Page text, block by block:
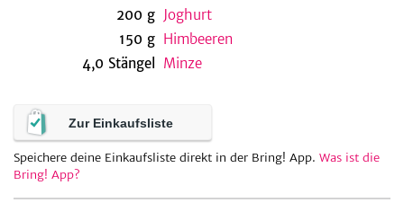
200 g Joghurt
150 g Himbeeren
4,0 Stängel Minze
Zur Einkaufsliste
Speichere deine Einkaufsliste direkt in der Bring! App. Was ist die
Bring! App?